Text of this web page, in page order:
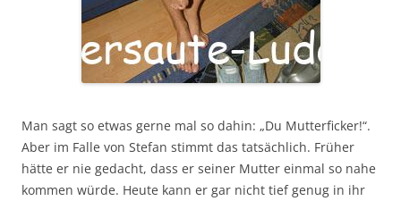
Man sagt so etwas gerne mal so dahin: „Du Mutterficker!“.
Aber im Falle von Stefan stimmt das tatsächlich. Früher
hätte er nie gedacht, dass er seiner Mutter einmal so nahe
kommen würde. Heute kann er gar nicht tief genug in ihr